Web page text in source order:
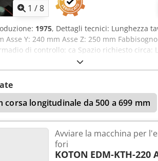
1 /8
1975, Dettagli tecnici: Lunghezza
Asse Y: 240 mm Asse Z: 250 mm
di controllo: ca Spazio richiesto circa:
A FORO INIZIALE - Dimensioni della
elettrico: 600 x 550 x 1400 mm La
di vendita, senza prova di funzionamento,
Amaock *
longitudinale da 500 a 699 mm
Avviare la macchina per
fori
KOTON EDM-KTH-220